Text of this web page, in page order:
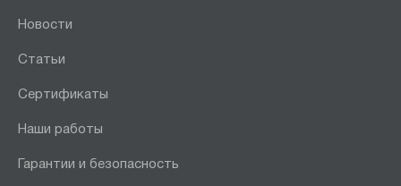
Новости
Статьи
Сертификаты
Наши работы
Гарантии и безопасность